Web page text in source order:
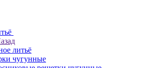
литьё
чугунные